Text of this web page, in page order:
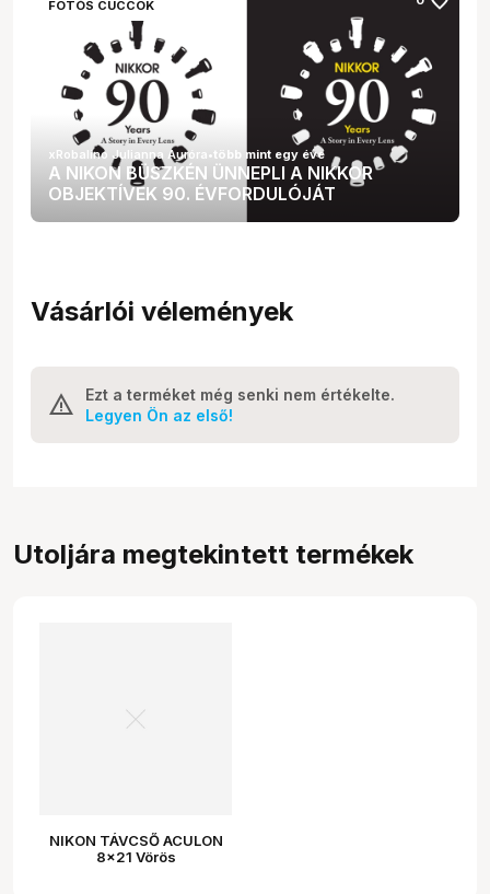
FOTÓS CUCCOK
A NIKON BÜSZKÉN ÜNNEPLI A NIKKOR
OBJEKTÍVEK 90. ÉVFORDULÓJÁT
xRobalino Julianna Auróra•több mint egy éve
Vásárlói vélemények
Ezt a terméket még senki nem értékelte.
Legyen Ön az első!
Utoljára megtekintett termékek
NIKON TÁVCSŐ ACULON
8x21 Vörös